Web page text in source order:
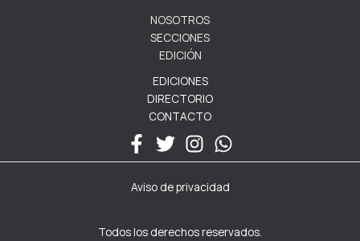
NOSOTROS
SECCIONES
EDICIÓN
EDICIONES
DIRECTORIO
CONTACTO
Aviso de privacidad
Todos los derechos reservados.